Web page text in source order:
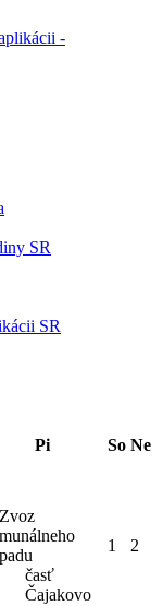
-
SR
SR
Pi So Ne
Zvoz
časť
Čajakovo
1 2